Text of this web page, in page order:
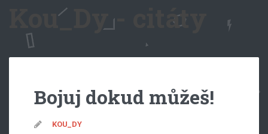
Kou_Dy - citáty
Bojuj dokud můžeš!
KOU_DY